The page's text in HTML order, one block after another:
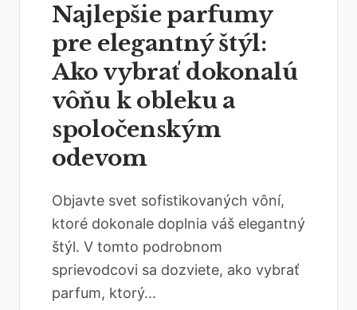
Najlepšie parfumy
pre elegantný štýl:
Ako vybrať dokonalú
vôňu k obleku a
spoločenským
odevom
Objavte svet sofistikovaných vôní,
ktoré dokonale doplnia váš elegantný
štýl. V tomto podrobnom
sprievodcovi sa dozviete, ako vybrať
parfum, ktorý...